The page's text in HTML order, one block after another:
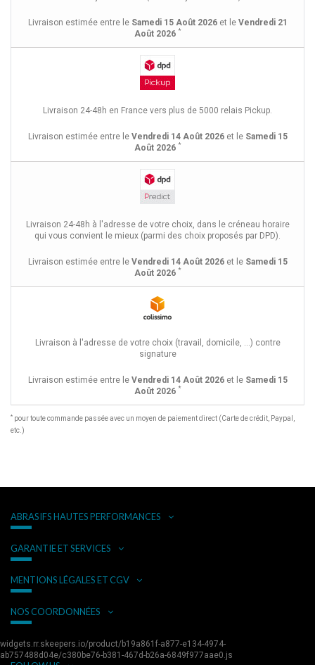
Livraison estimée entre le Samedi 15 Août 2026et le Vendredi 21
Août 2026 *
Livraison 24-48h en France vers plus de 5000 relais Pickup.
Livraison estimée entre le Vendredi 14 Août 2026et le Samedi 15
Août 2026 *
Livraison 24-48h à l'adresse de votre choix, dans le créneau horaire
qui vous convient le mieux (parmi des choix proposés par DPD).
Livraison estimée entre le Vendredi 14 Août 2026et le Samedi 15
Août 2026 *
Livraison à l'adresse de votre choix (travail, domicile, ...) contre
signature
Livraison estimée entre le Vendredi 14 Août 2026et le Samedi 15
Août 2026 *
* pour toute commande passée avec un moyen de paiement direct (Carte de crédit, Paypal,
etc.)
ABRASIFS HAUTES PERFORMANCES
GARANTIE ET SERVICES
MENTIONS LÉGALES ET CGV
NOS COORDONNÉES
widgets.rr.skeepers.io/product/b19a861f-a877-e134-4974-
ab757488d04e/c380be76-b381-467d-b26a-6849f977aae0.js